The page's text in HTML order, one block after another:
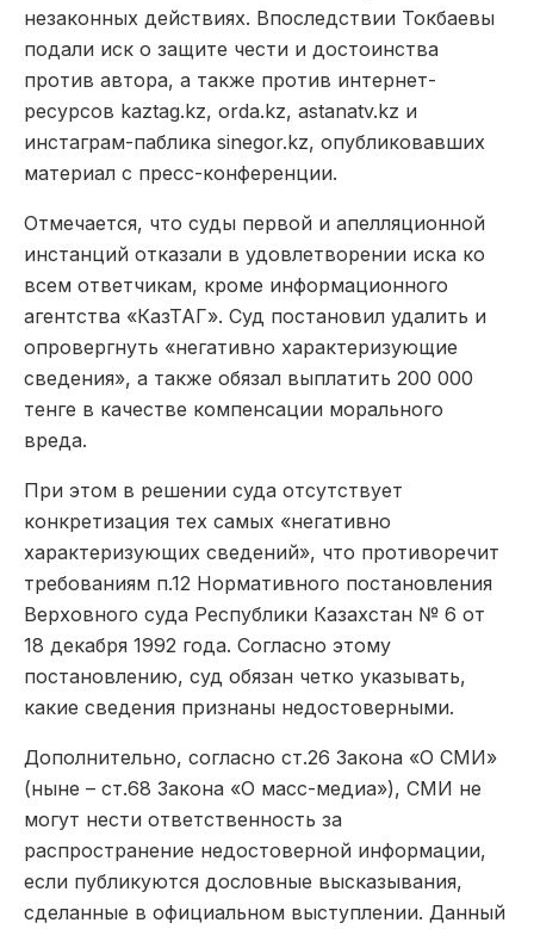
незаконных действиях. Впоследствии Токбаевы
подали иск о защите чести и достоинства
против автора, а также против интернет-
ресурсов kaztag.kz, orda.kz, astanatv.kz и
инстаграм-паблика sinegor.kz, опубликовавших
материал с пресс-конференции.
Отмечается, что суды первой и апелляционной
инстанций отказали в удовлетворении иска ко
всем ответчикам, кроме информационного
агентства «КазТАГ». Суд постановил удалить и
опровергнуть «негативно характеризующие
сведения», а также обязал выплатить 200 000
тенге в качестве компенсации морального
вреда.
При этом в решении суда отсутствует
конкретизация тех самых «негативно
характеризующих сведений», что противоречит
требованиям п.12 Нормативного постановления
Верховного суда Республики Казахстан № 6 от
18 декабря 1992 года. Согласно этому
постановлению, суд обязан четко указывать,
какие сведения признаны недостоверными.
Дополнительно, согласно ст.26 Закона «О СМИ»
(ныне – ст.68 Закона «О масс-медиа»), СМИ не
могут нести ответственность за
распространение недостоверной информации,
если публикуются дословные высказывания,
сделанные в официальном выступлении. Данный